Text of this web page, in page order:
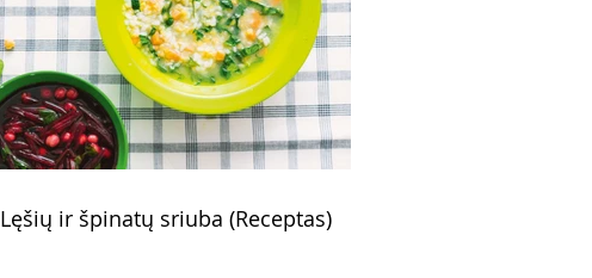
Lęšių ir špinatų sriuba (Receptas)